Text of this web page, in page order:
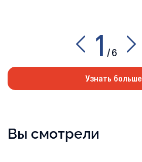
1 /6
Узнать больше
Вы смотрели